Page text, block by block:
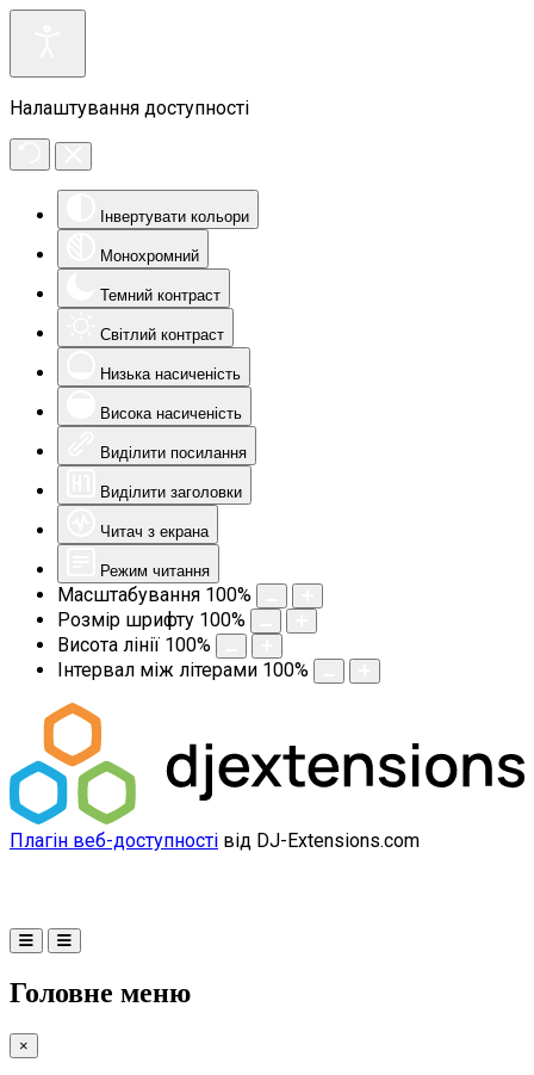
Налаштування доступності
Інвертувати кольори
Монохромний
Темний контраст
Світлий контраст
Низька насиченість
Висока насиченість
Виділити посилання
Виділити заголовки
Читач з екрана
Режим читання
Масштабування 100%
Розмір шрифту 100%
Висота лінії 100%
Інтервал між літерами 100%
Плагін веб-доступності від DJ-Extensions.com
Головне меню
×